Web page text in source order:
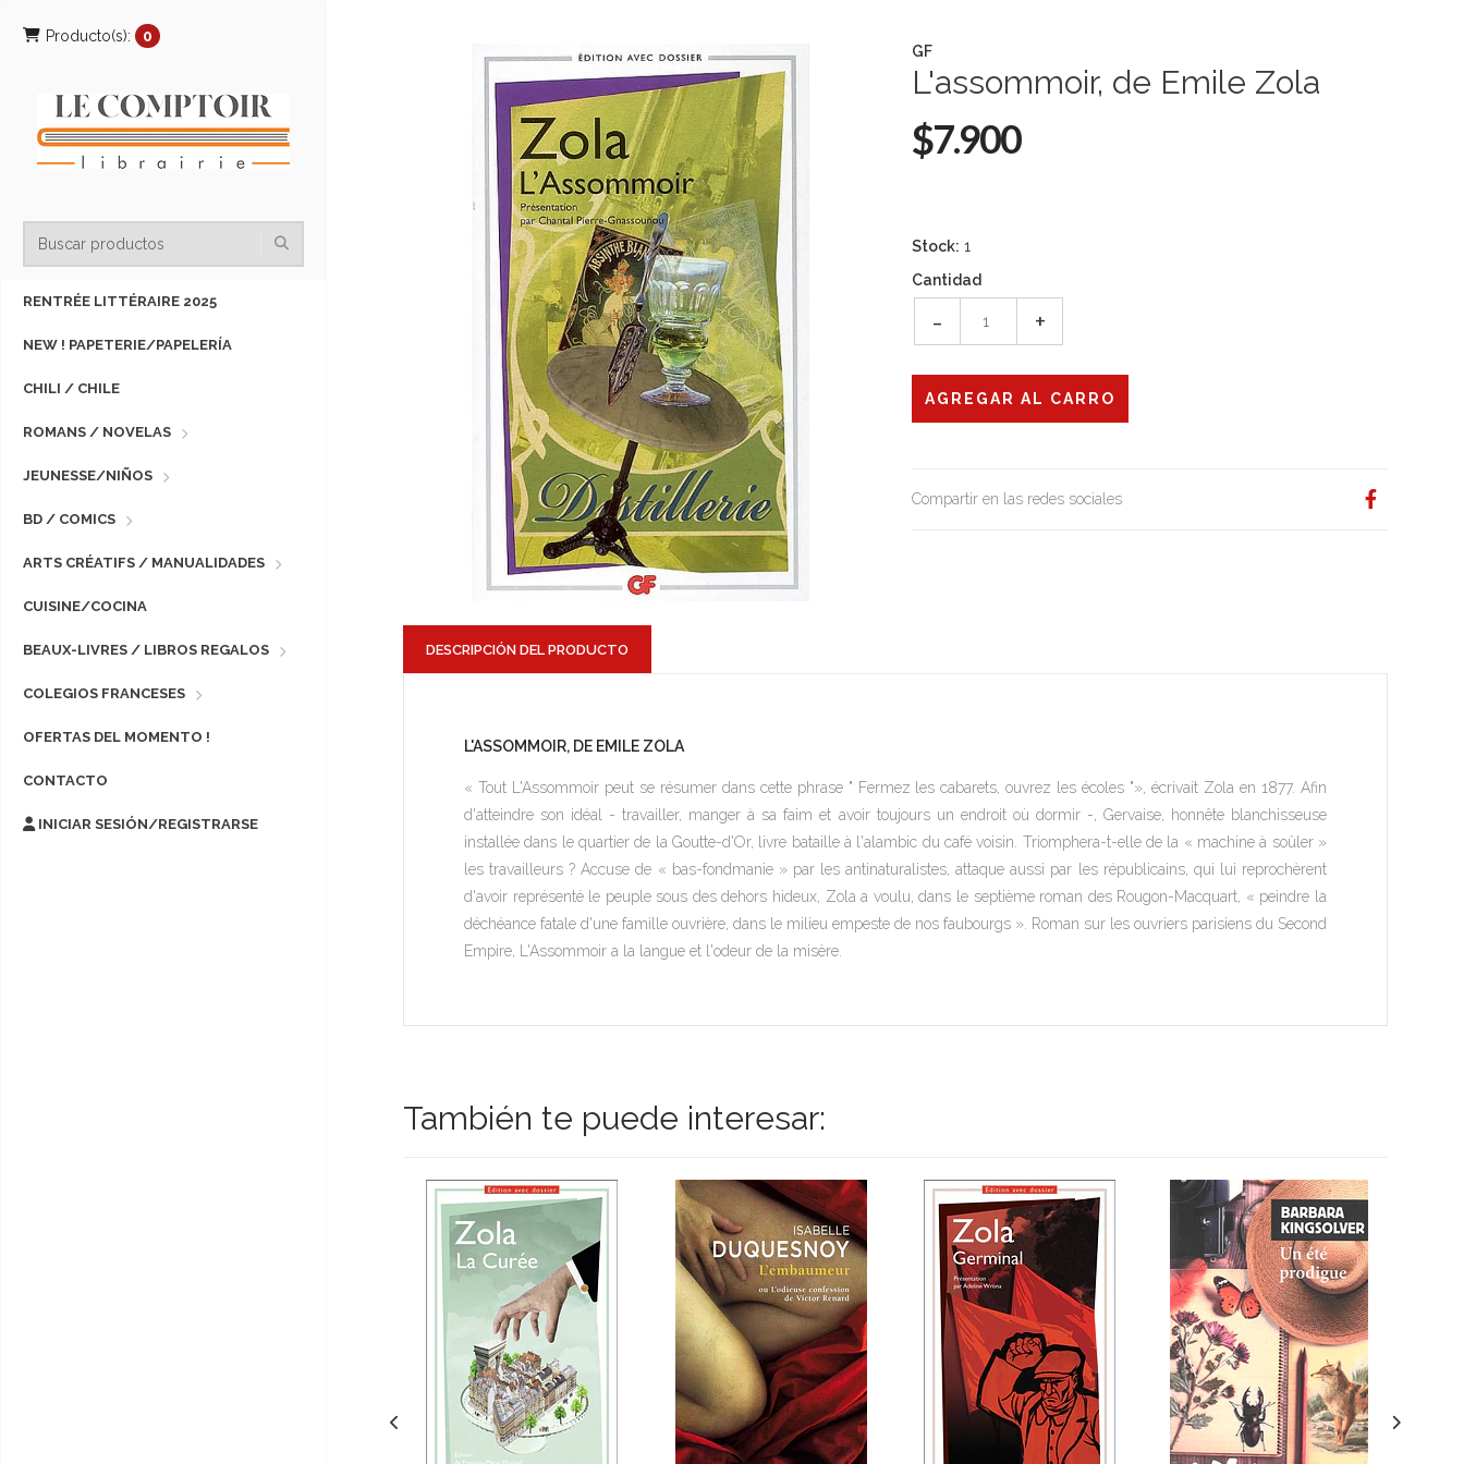
Producto(s): 0
RENTRÉE LITTÉRAIRE 2025
NEW ! PAPETERIE/PAPELERÍA
CHILI / CHILE
ROMANS / NOVELAS
JEUNESSE/NIÑOS
BD / COMICS
ARTS CRÉATIFS / MANUALIDADES
CUISINE/COCINA
BEAUX-LIVRES / LIBROS REGALOS
COLEGIOS FRANCESES
OFERTAS DEL MOMENTO !
CONTACTO
INICIAR SESIÓN/REGISTRARSE
GF
L'assommoir, de Emile Zola
$7.900
Stock: 1
Cantidad
- +
Compartir en las redes sociales
DESCRIPCIÓN DEL PRODUCTO
L'ASSOMMOIR, DE EMILE ZOLA
« Tout L'Assommoirpeut se résumer dans cette phrase " Fermez les cabarets, ouvrez les écoles "», écrivait Zola en 1877. Afin
d'atteindre son idéal - travailler, manger à sa faim et avoir toujours un endroit où dormir -, Gervaise, honnête blanchisseuse
installée dans le quartier de la Goutte-d'Or, livre bataille à l'alambic du café voisin. Triomphera-t-elle de la « machine à soûler »
les travailleurs ? Accuse de « bas-fondmanie » par les antinaturalistes, attaque aussi par les républicains, qui lui reprochèrent
d'avoir représenté le peuple sous des dehors hideux, Zola a voulu, dans le septième roman des Rougon-Macquart , « peindre la
déchéance fatale d'une famille ouvrière, dans le milieu empeste de nos faubourgs ». Roman sur les ouvriers parisiens du Second
Empire,
L'Assommoir a la langue et l'odeur de la misère.
También te puede interesar: